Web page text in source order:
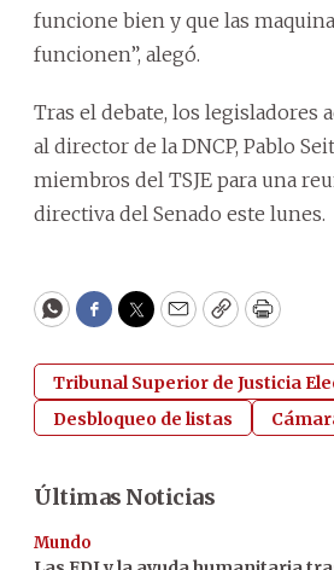
funcione bien y que las
funcionen”, alegó.
Tras el debate, los legisladores
al director de la DNCP, Pablo
miembros del TSJE para una
directiva del Senado este lunes.
WhatsApp
Facebook
Twitter
EmailCopyPrint
Tribunal Superior de Justicia
Desbloqueo de listas
Últimas Noticias
Mundo